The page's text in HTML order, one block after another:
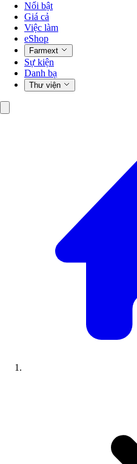
Nổi bật
Giá cả
Việc làm
eShop
Farmext
Sự kiện
Danh bạ
Thư viện